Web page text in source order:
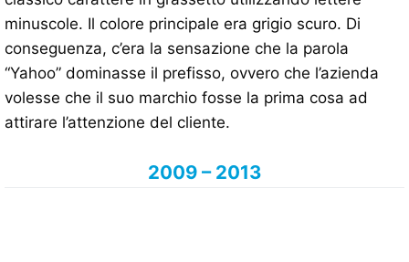
minuscole. Il colore principale era grigio scuro. Di
conseguenza, c’era la sensazione che la parola
“Yahoo” dominasse il prefisso, ovvero che l’azienda
volesse che il suo marchio fosse la prima cosa ad
attirare l’attenzione del cliente.
2009 – 2013